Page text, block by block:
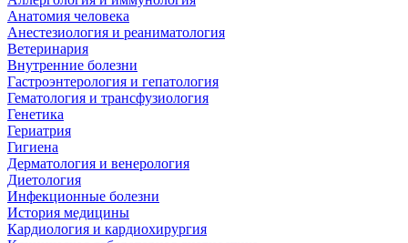
Анатомия человека
Анестезиология и реаниматология
Ветеринария
Внутренние болезни
Гастроэнтерология и гепатология
Гематология и трансфузиология
Генетика
Гериатрия
Гигиена
Дерматология и венерология
Диетология
Инфекционные болезни
История медицины
Кардиология и кардиохирургия